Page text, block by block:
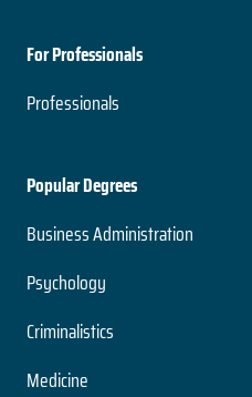
For Professionals
Professionals
Popular Degrees
Business Administration
Psychology
Criminalistics
Medicine